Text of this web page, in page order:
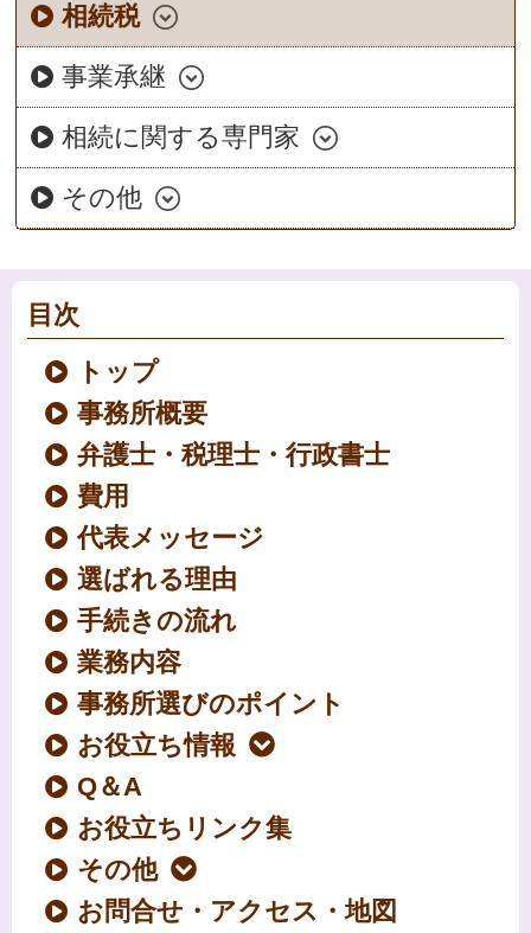
相続税
事業承継
相続に関する専門家
その他
目次
トップ
事務所概要
弁護士・税理士・行政書士
費用
代表メッセージ
選ばれる理由
手続きの流れ
業務内容
事務所選びのポイント
お役立ち情報
Q＆A
お役立ちリンク集
その他
お問合せ・アクセス・地図